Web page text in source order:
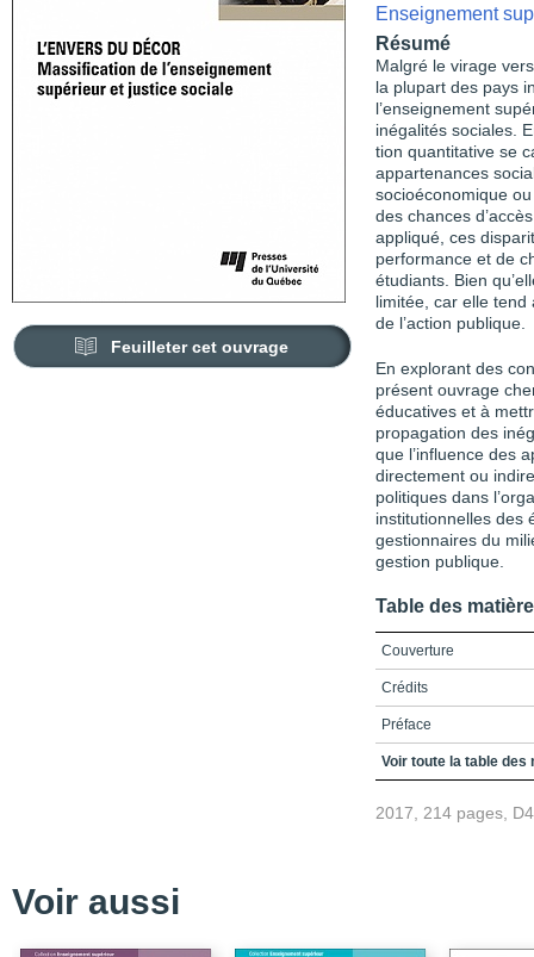
Feuilleter cet ouvrage
Enseignement
Résumé
Malgré le virage
la plupart des pays
l’enseignement
inégalités sociales.
tion quantitative se
appartenances
socioéconomique
des chances
appliqué, ces
performance et de
étudiants. Bien
limitée, car elle
de l’action publique.
En explorant des
présent ouvrage
éducatives et à
propagation des
que l’influence des
directement ou
politiques dans
institutionnelles des
gestionnaires du
gestion publique.
Table des
Couverture
Crédits
Préface
Table des matières
Introduction
Voir toute la table des
2017, 214 pages,
Voir aussi